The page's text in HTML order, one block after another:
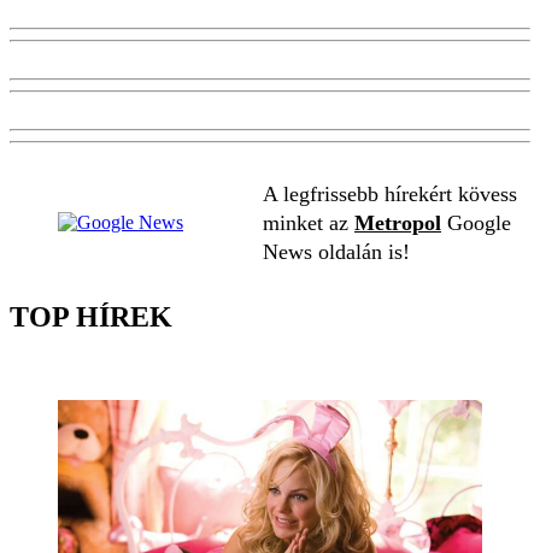
A legfrissebb hírekért kövess
minket az Metropol Google
News oldalán is!
TOP HÍREK